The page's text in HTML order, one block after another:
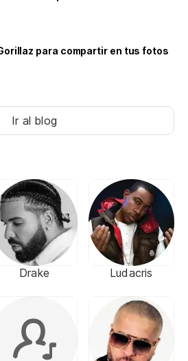
para compartir en tus fotos
Ir al blog
Drake Ludacris